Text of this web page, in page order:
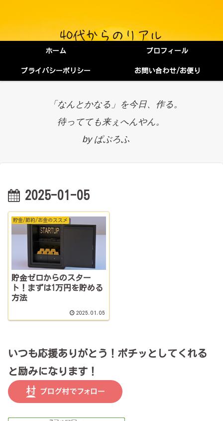
ホーム プロフィール
プライバシーポリシー お問い合わせ/お便り
「なんとかなる」を今日、作る。
待ってても来ぇへんやん。
by ぱぶろふ
2025-01-05
貯金/節約/お金のススメ
貯金ゼロからのスター
ト！まずは1万円を貯める
方法
2025.01.05
いつも応援ありがとう！ポチッとしてくれる
と励みになります！